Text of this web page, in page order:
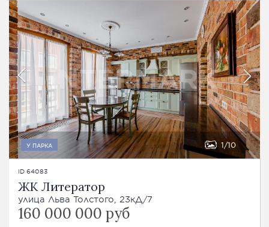
У ПАРКА 1 10
ID 64083
ЖК Литератор
улица Льва Толстого, 23кД/7
160 000 000 руб